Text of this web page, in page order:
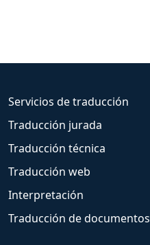
Servicios de traducción
Traducción jurada
Traducción técnica
Traducción web
Interpretación
Traducción de documentos